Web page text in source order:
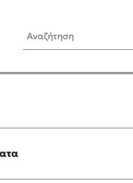
Αναζήτηση